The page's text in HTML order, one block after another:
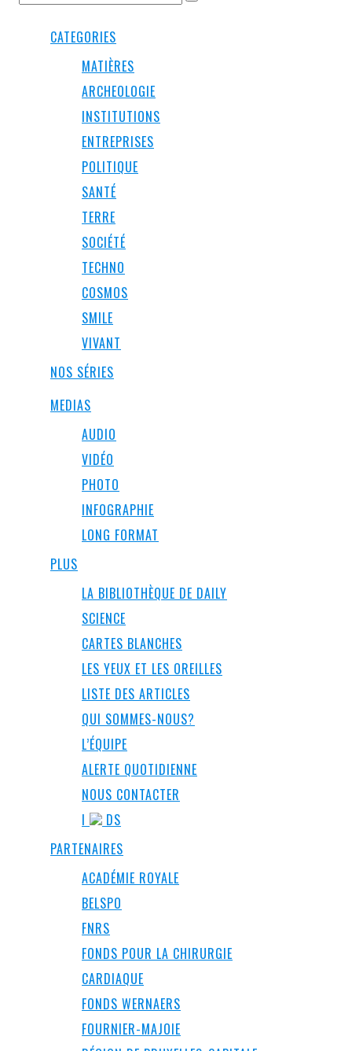
CATEGORIES
MATIÈRES
ARCHEOLOGIE
INSTITUTIONS
ENTREPRISES
POLITIQUE
SANTÉ
TERRE
SOCIÉTÉ
TECHNO
COSMOS
SMILE
VIVANT
NOS SÉRIES
MEDIAS
AUDIO
VIDÉO
PHOTO
INFOGRAPHIE
LONG FORMAT
PLUS
LA BIBLIOTHÈQUE DE DAILY
SCIENCE
CARTES BLANCHES
LES YEUX ET LES OREILLES
LISTE DES ARTICLES
QUI SOMMES-NOUS?
L’ÉQUIPE
ALERTE QUOTIDIENNE
NOUS CONTACTER
I
DS
PARTENAIRES
ACADÉMIE ROYALE
BELSPO
FNRS
FONDS POUR LA CHIRURGIE
CARDIAQUE
FONDS WERNAERS
FOURNIER-MAJOIE